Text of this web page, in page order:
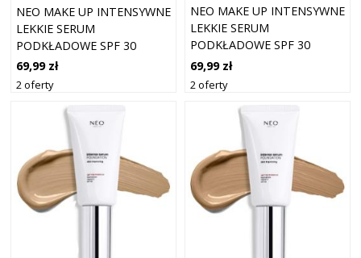
NEO MAKE UP INTENSYWNE
LEKKIE SERUM
PODKŁADOWE SPF 30
KOLOR 05 ZŁOTY 30 ML
69,99 zł
2 oferty
NEO MAKE UP INTENSYWNE
LEKKIE SERUM
PODKŁADOWE SPF 30
KOLOR 03 NATURAL 30 ML
69,99 zł
2 oferty